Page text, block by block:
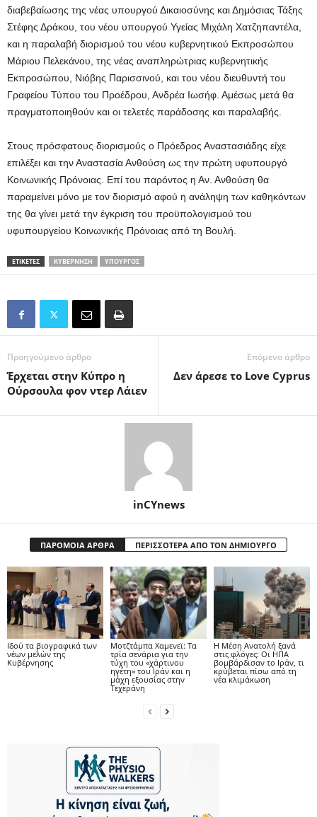
διαβεβαίωσης της νέας υπουργού Δικαιοσύνης και Δημόσιας Τάξης
Στέφης Δράκου, του νέου υπουργού Υγείας Μιχάλη Χατζηπαντέλα,
και η παραλαβή διορισμού του νέου κυβερνητικού Εκπροσώπου
Μάριου Πελεκάνου, της νέας αναπληρώτριας κυβερνητικής
Εκπροσώπου, Νιόβης Παρισσινού, και του νέου διευθυντή του
Γραφείου Τύπου του Προέδρου, Ανδρέα Ιωσήφ. Αμέσως μετά θα
πραγματοποιηθούν και οι τελετές παράδοσης και παραλαβής.
Στους πρόσφατους διορισμούς ο Πρόεδρος Αναστασιάδης είχε
επιλέξει και την Αναστασία Ανθούση ως την πρώτη υφυπουργό
Κοινωνικής Πρόνοιας. Επί του παρόντος η Αν. Ανθούση θα
παραμείνει μόνο με τον διορισμό αφού η ανάληψη των καθηκόντων
της θα γίνει μετά την έγκριση του προϋπολογισμού του
υφυπουργείου Κοινωνικής Πρόνοιας από τη Βουλή.
ΕΤΙΚΕΤΕΣ ΚΥΒΈΡΝΗΣΗ ΥΠΟΥΡΓΌΣ
Προηγούμενο άρθρο
Έρχεται στην Κύπρο η
Ούρσουλα φον ντερ Λάιεν
Επόμενο άρθρο
Δεν άρεσε το Love Cyprus
inCYnews
ΠΑΡΟΜΟΙΑ ΑΡΘΡΑ ΠΕΡΙΣΣΟΤΕΡΑ ΑΠΟ ΤΟΝ ΔΗΜΙΟΥΡΓΟ
Ιδού τα βιογραφικά των
νέων μελών της
Κυβέρνησης
Μοτζτάμπα Χαμενεϊ: Τα
τρία σενάρια για την
τύχη του «χάρτινου
ηγέτη» του Ιράν και η
μάχη εξουσίας στην
Τεχεράνη
Η Μέση Ανατολή ξανά
στις φλόγες: Οι ΗΠΑ
βομβάρδισαν το Ιράν, τι
κρύβεται πίσω από τη
νέα κλιμάκωση